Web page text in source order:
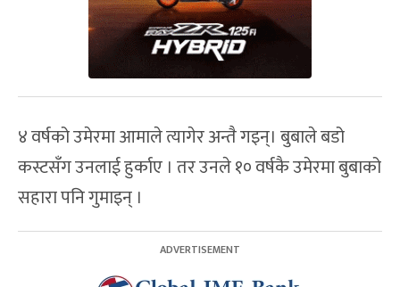
४ वर्षको उमेरमा आमाले त्यागेर अन्तै गइन्। बुबाले बडो
कस्टसँग उनलाई हुर्काए । तर उनले १० वर्षकै उमेरमा बुबाको
सहारा पनि गुमाइन् ।